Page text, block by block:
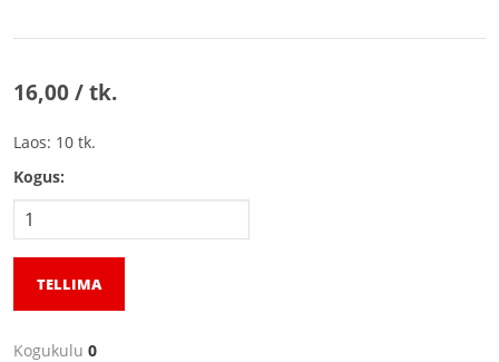
16,00 / tk.
Laos: 10 tk.
Kogus:
TELLIMA
Kogukulu 0